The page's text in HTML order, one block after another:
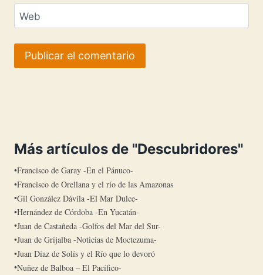
Web
Más artículos de "Descubridores"
Francisco de Garay -En el Pánuco-
Francisco de Orellana y el río de las Amazonas
Gil González Dávila -El Mar Dulce-
Hernández de Córdoba -En Yucatán-
Juan de Castañeda -Golfos del Mar del Sur-
Juan de Grijalba -Noticias de Moctezuma-
Juan Díaz de Solís y el Río que lo devoró
Nuñez de Balboa – El Pacífico-